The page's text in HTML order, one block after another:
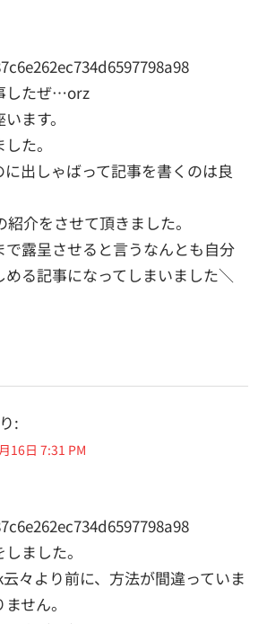
したぜ…orz
ます。
た。
出しゃばって記事を書くのは良
介をさせて頂きました。
露呈させると言うなんとも自分
る記事になってしまいました＼
:
16日 7:31 PM
ました。
々より前に、方法が間違っていま
せん。